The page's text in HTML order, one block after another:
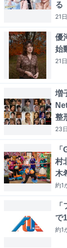
る
21日
優
始
21日
増
整
23日
村
木
約1
で
約1